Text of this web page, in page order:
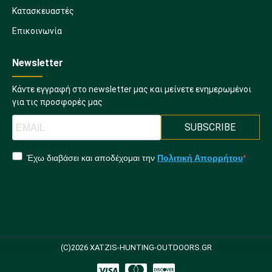
Κατασκευαστές
Επικοινωνία
Newsletter
Κάντε εγγραφή στο newsletter μας και μείνετε ενημερωμένοι
για τις προσφορές μας
SUBSCRIBE
Έχω διαβάσει και αποδέχομαι την Πολιτική Απορρήτου
(C)2026 XATZIS-HUNTING-OUTDOORS.GR